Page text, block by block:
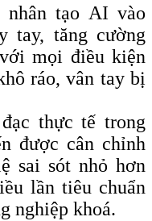
tạo AI vào
tay, tăng cường
mọi điều kiện
ráo, vân tay bị
thực tế trong
được cân chỉnh
sai sót nhỏ hơn
lần tiêu chuẩn
nghiệp khoá.